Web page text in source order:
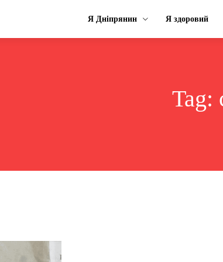
Я Дніпрянин Я здоровий
Tag: